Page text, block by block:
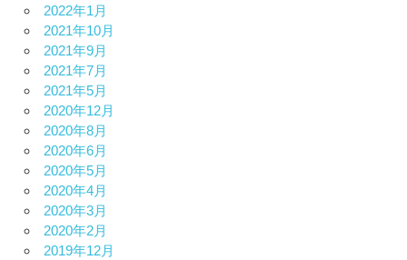
2022年1月
2021年10月
2021年9月
2021年7月
2021年5月
2020年12月
2020年8月
2020年6月
2020年5月
2020年4月
2020年3月
2020年2月
2019年12月